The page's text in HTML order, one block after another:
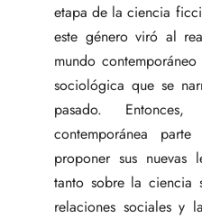
etapa de la ciencia
este género viró al
mundo
sociológica que se
pasado.
contemporánea
proponer sus nuevas
tanto sobre la ciencia
relaciones sociales y